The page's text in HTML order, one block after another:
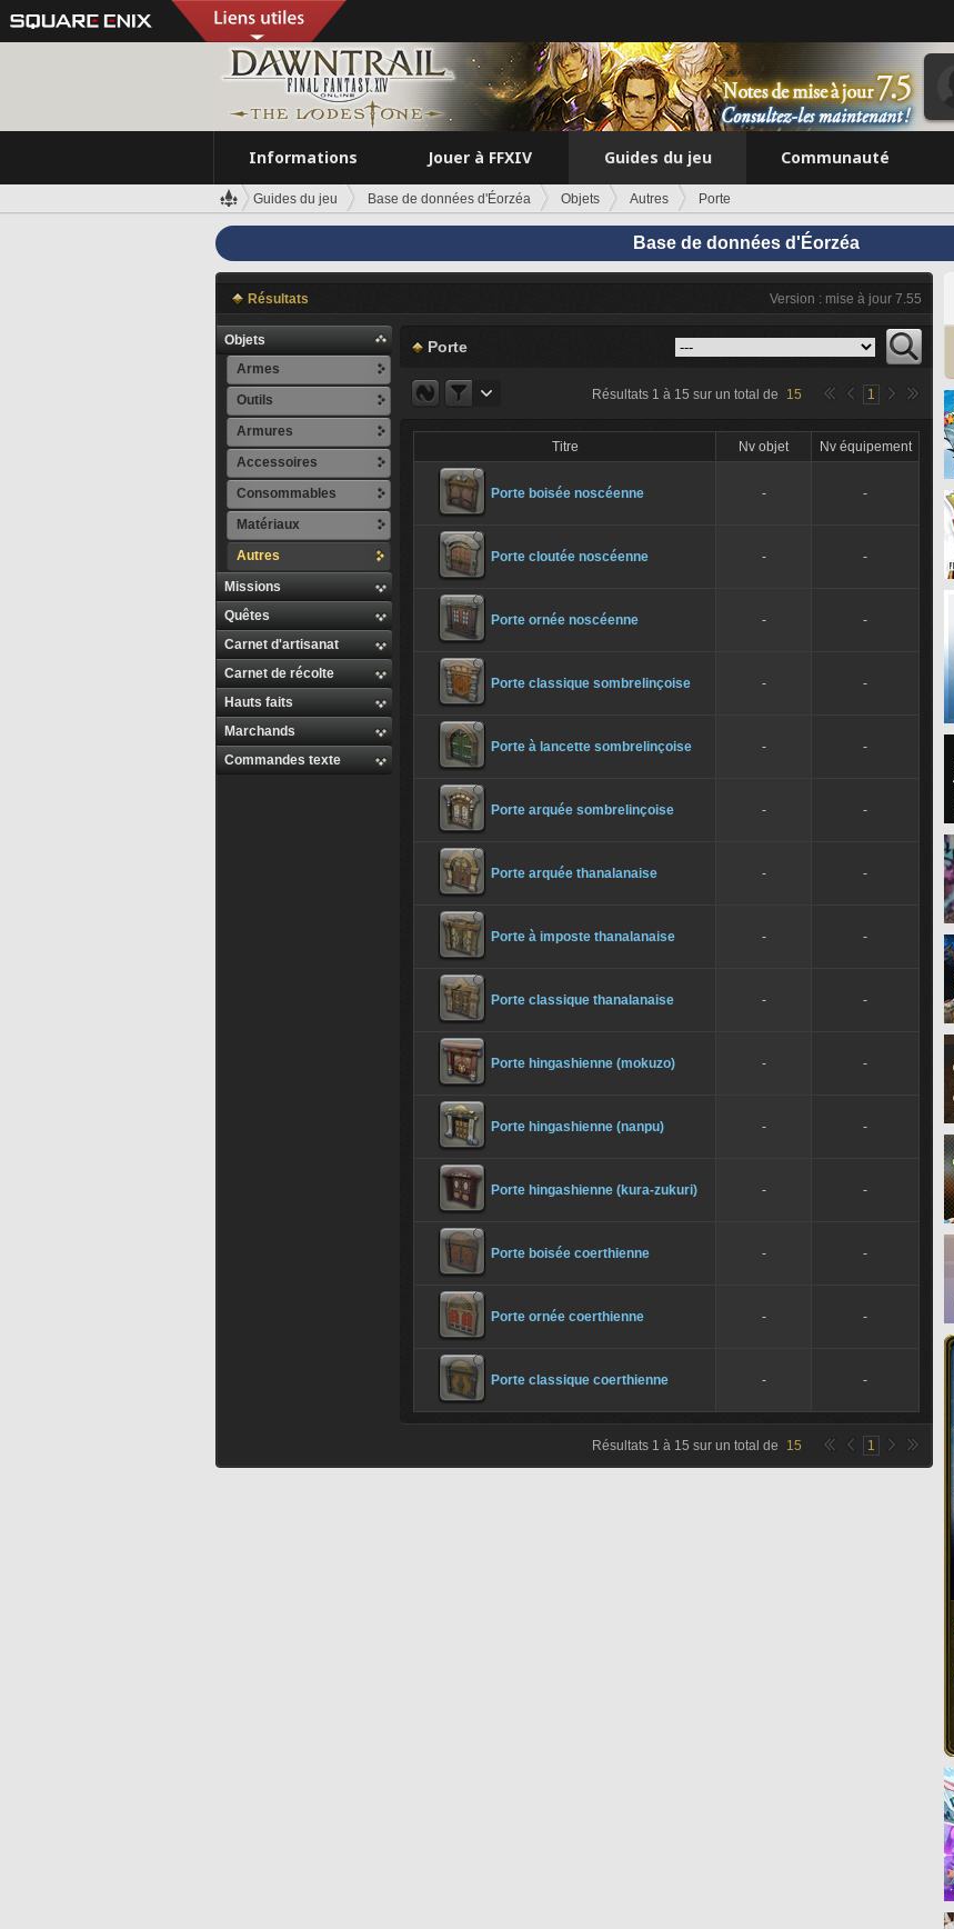
Informations Jouer à FFXIV Guides du jeu Communauté
Guides du jeu Base de données d'Éorzéa Objets Autres Porte
Base de données d'Éorzéa
Résultats Version : mise à jour 7.55
Objets
Armes
Outils
Armures
Accessoires
Consommables
Matériaux
Autres
Missions
Quêtes
Carnet d'artisanat
Carnet de récolte
Hauts faits
Marchands
Commandes texte
Porte
Résultats 1 à 15 sur un total de 15 1
Titre Nv objet Nv équipement
Porte boisée noscéenne - -
Porte cloutée noscéenne - -
Porte ornée noscéenne - -
Porte classique sombrelinçoise - -
Porte à lancette sombrelinçoise - -
Porte arquée sombrelinçoise - -
Porte arquée thanalanaise - -
Porte à imposte thanalanaise - -
Porte classique thanalanaise - -
Porte hingashienne (mokuzo) - -
Porte hingashienne (nanpu) - -
Porte hingashienne (kura-zukuri) - -
Porte boisée coerthienne - -
Porte ornée coerthienne - -
Porte classique coerthienne - -
Résultats 1 à 15 sur un total de 15 1